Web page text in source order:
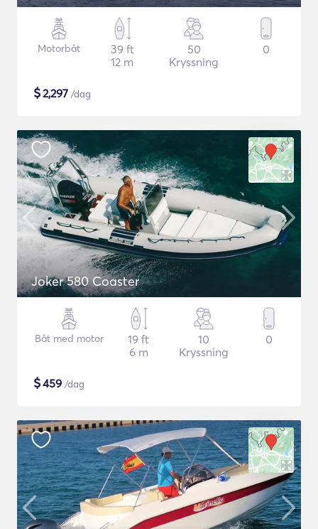
Motorbåt
39 ft
12 m
50
Kryssning
0
$2,297 /dag
Joker 580 Coaster
Båt med motor
19 ft
6 m
10
Kryssning
0
$459 /dag